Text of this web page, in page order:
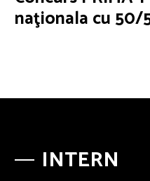
naţionala cu 50/
INTERN